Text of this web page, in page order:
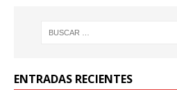
ENTRADAS RECIENTES